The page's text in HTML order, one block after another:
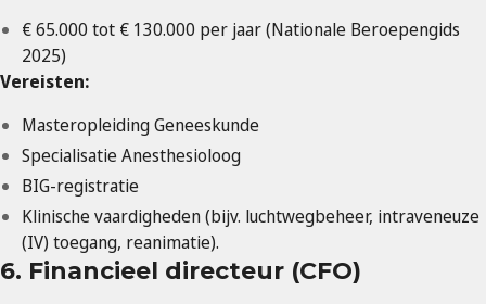
€ 65.000 tot € 130.000 per jaar (Nationale Beroepengids
2025)
Vereisten:
Masteropleiding Geneeskunde
Specialisatie Anesthesioloog
BIG-registratie
Klinische vaardigheden (bijv. luchtwegbeheer, intraveneuze
(IV) toegang, reanimatie).
6. Financieel directeur (CFO)